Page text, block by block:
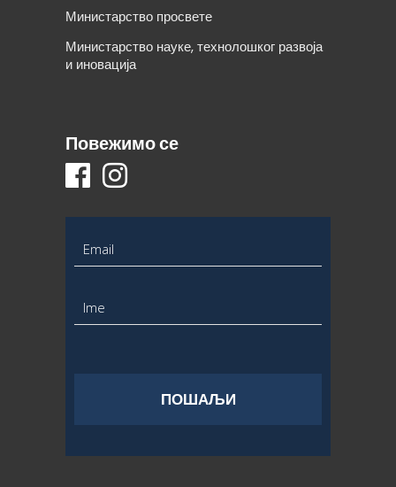
Министарство просвете
Министарство науке, технолошког развоја
и иновација
Повежимо се